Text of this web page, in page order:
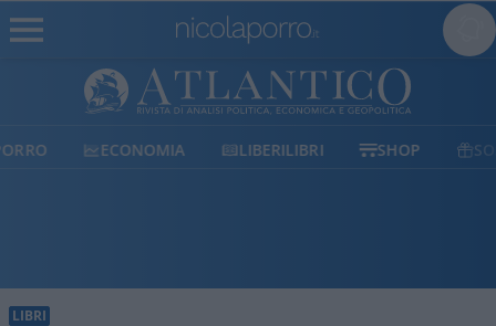
ECONOMIA LIBERILIBRI SHOP SOSTIENICI
LIBRI